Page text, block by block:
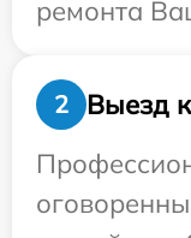
ремонта
2
Выезд